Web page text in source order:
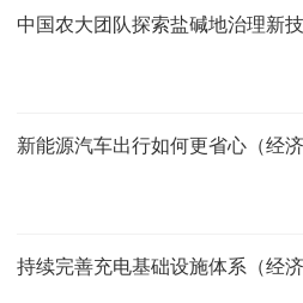
中国农大团队探索盐碱地治理新
新能源汽车出行如何更省心（经济
持续完善充电基础设施体系（经济